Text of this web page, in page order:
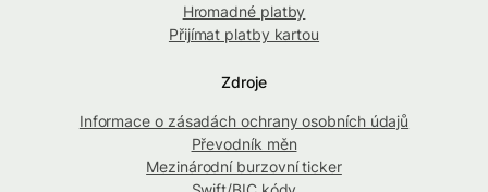
Hromadné platby
Přijímat platby kartou
Zdroje
Informace o zásadách ochrany osobních údajů
Převodník měn
Mezinárodní burzovní ticker